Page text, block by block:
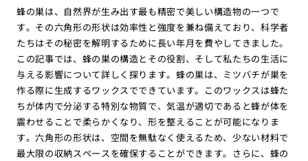
蜂の巣は、自然界が生み出す最も精密で美しい構造物の一つで
す。その六角形の形状は効率性と強度を兼ね備えており、科学者
たちはその秘密を解明するために長い年月を費やしてきました。
この記事では、蜂の巣の構造とその役割、そして私たちの生活に
与える影響について詳しく探ります。蜂の巣は、ミツバチが巣を
作る際に生成するワックスでできています。このワックスは蜂た
ちが体内で分泌する特別な物質で、気温が適切であると蜂が体を
震わせることで柔らかくなり、形を整えることが可能になりま
す。六角形の形状は、空間を無駄なく使えるため、少ない材料で
最大限の収納スペースを確保することができます。さらに、蜂の